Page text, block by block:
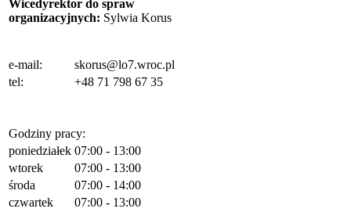
Wicedyrektor do spraw
organizacyjnych: Sylwia Korus
e-mail:
skorus@lo7.wroc.pl
tel:
+48 71 798 67 35
Godziny pracy:
poniedziałek 07:00 - 13:00
wtorek
07:00 - 13:00
środa
07:00 - 14:00
czwartek
07:00 - 13:00